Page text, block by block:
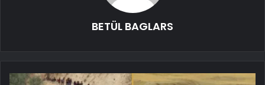
BETÜL BAGLARS